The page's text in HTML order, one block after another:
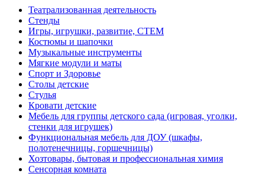
Театрализованная деятельность
Стенды
Игры, игрушки, развитие, СТЕМ
Костюмы и шапочки
Музыкальные инструменты
Мягкие модули и маты
Спорт и Здоровье
Столы детские
Стулья
Кровати детские
Мебель для группы детского сада (игровая, уголки,
стенки для игрушек)
Функциональная мебель для ДОУ (шкафы,
полотенечницы, горшечницы)
Хозтовары, бытовая и профессиональная химия
Сенсорная комната